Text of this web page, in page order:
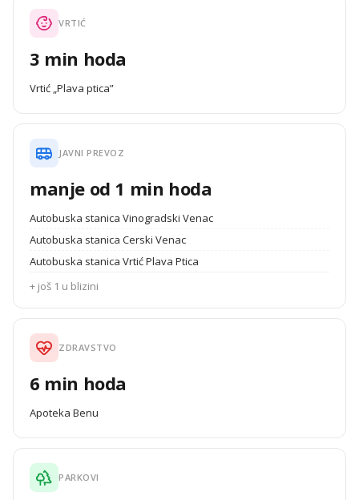
VRTIĆ
3 min hoda
Vrtić „Plava ptica”
JAVNI PREVOZ
manje od 1 min hoda
Autobuska stanica Vinogradski Venac
Autobuska stanica Cerski Venac
Autobuska stanica Vrtić Plava Ptica
+ još 1 u blizini
ZDRAVSTVO
6 min hoda
Apoteka Benu
PARKOVI